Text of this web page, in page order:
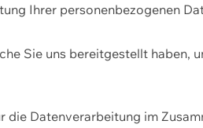
Ihrer personenbezogenen
Sie uns bereitgestellt haben,
Datenverarbeitung im